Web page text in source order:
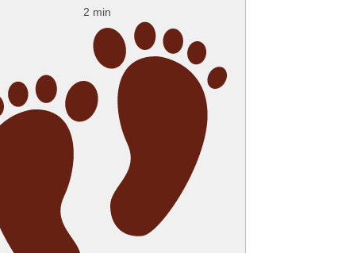
2 min